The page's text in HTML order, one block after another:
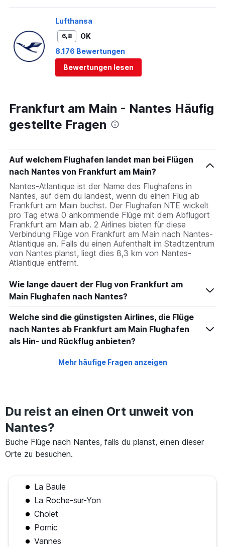
Lufthansa
6,8
OK
8.176 Bewertungen
Bewertungen lesen
Frankfurt am Main - Nantes Häufig
gestellte Fragen
Auf welchem Flughafen landet man bei Flügen
nach Nantes von Frankfurt am Main?
Nantes-Atlantique ist der Name des Flughafens in
Nantes, auf dem du landest, wenn du einen Flug ab
Frankfurt am Main buchst. Der Flughafen NTE wickelt
pro Tag etwa 0 ankommende Flüge mit dem Abflugort
Frankfurt am Main ab. 2 Airlines bieten für diese
Verbindung Flüge von Frankfurt am Main nach Nantes-
Atlantique an. Falls du einen Aufenthalt im Stadtzentrum
von Nantes planst, liegt dies 8,3 km von Nantes-
Atlantique entfernt.
Wie lange dauert der Flug von Frankfurt am
Main Flughafen nach Nantes?
Welche sind die günstigsten Airlines, die Flüge
nach Nantes ab Frankfurt am Main Flughafen
als Hin- und Rückflug anbieten?
Mehr häufige Fragen anzeigen
Du reist an einen Ort unweit von
Nantes?
Buche Flüge nach Nantes, falls du planst, einen dieser
Orte zu besuchen.
La Baule
La Roche-sur-Yon
Cholet
Pornic
Vannes